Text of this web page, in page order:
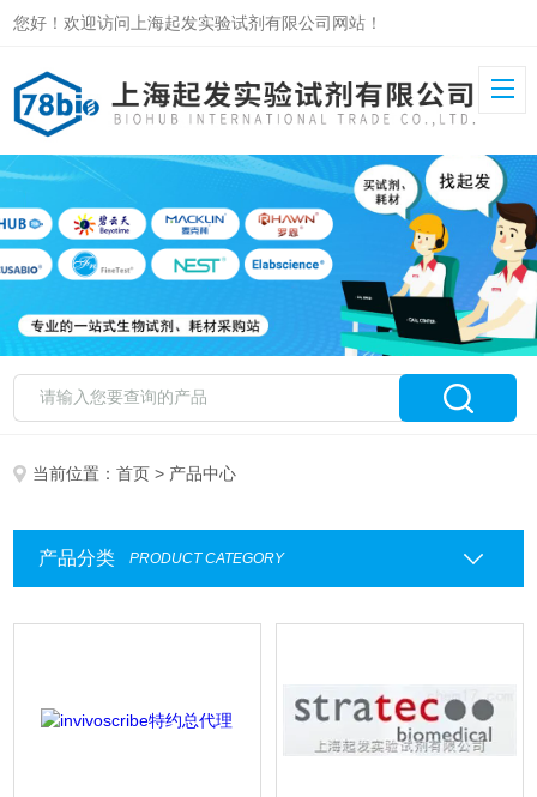
您好！欢迎访问上海起发实验试剂有限公司网站！
当前位置：首页 > 产品中心
产品分类 PRODUCT CATEGORY